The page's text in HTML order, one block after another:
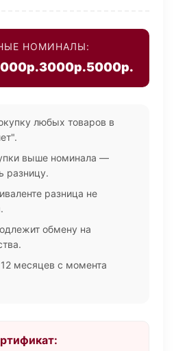
НОМИНАЛЫ:
3000р.5000р.
любых товаров в
выше номинала —
разницу.
разница не
обмену на
12 месяцев с момента